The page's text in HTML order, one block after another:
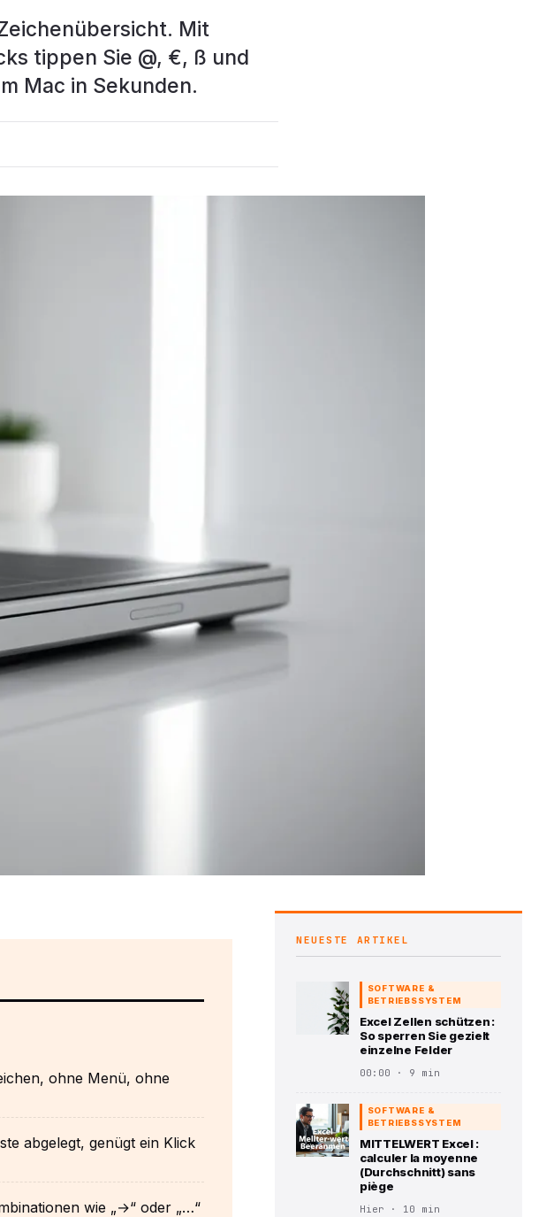
Mit
tippen Sie @, €, ß und
Mac in Sekunden.
ohne Menü, ohne
abgelegt, genügt ein Klick
wie „→“ oder „…“
NEUESTE ARTIKEL
SOFTWARE &
BETRIEBSSYSTEM
Excel Zellen schützen :
So sperren Sie gezielt
einzelne Felder
00:00 · 9 min
SOFTWARE &
BETRIEBSSYSTEM
MITTELWERT Excel :
calculer la moyenne
(Durchschnitt) sans
piège
Hier · 10 min